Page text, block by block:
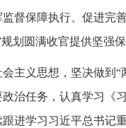
督保障执行、促进完
划圆满收官提供坚强保
主义思想，坚决做到“
治任务，认真学习《
进学习习近平总书记